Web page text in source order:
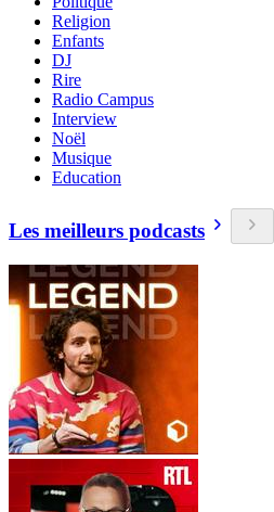
Religion
Enfants
DJ
Rire
Radio Campus
Interview
Noël
Musique
Education
Les meilleurs podcasts